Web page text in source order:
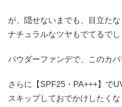
が、隠せないまでも、目立たな
ナチュラルなツヤもでてるでし
パウダーファンデで、このカバ
さらに【SPF25・PA+++】で
スキップしておでかけしたく